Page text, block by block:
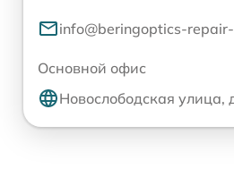
info@beringoptics-
Основной офис
Новослободская улица,